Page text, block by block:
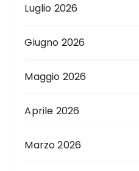
Luglio 2026
Giugno 2026
Maggio 2026
Aprile 2026
Marzo 2026